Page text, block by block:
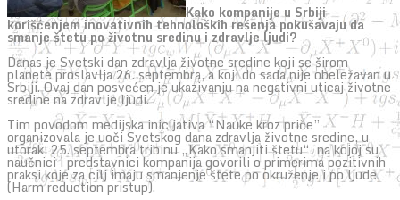
Kako kompanije u Srbiji
korišćenjem inovativnih tehnoloških rešenja pokušavaju da
smanje štetu po životnu sredinu i zdravlje ljudi?
Danas je Svetski dan zdravlja životne sredine koji se širom
planete proslavlja 26. septembra, a koji do sada nije obeležavan u
Srbiji. Ovaj dan posvećen je ukazivanju na negativni uticaj životne
sredine na zdravlje ljudi.
Tim povodom medijska inicijativa “Nauke kroz priče”
organizovala je uoči Svetskog dana zdravlja životne sredine, u
utorak, 25. septembra tribinu „Kako smanjiti štetu“, na kojoj su
naučnici i predstavnici kompanija govorili o primerima pozitivnih
praksi koje za cilj imaju smanjenje štete po okruženje i po ljude
(Harm reduction pristup).